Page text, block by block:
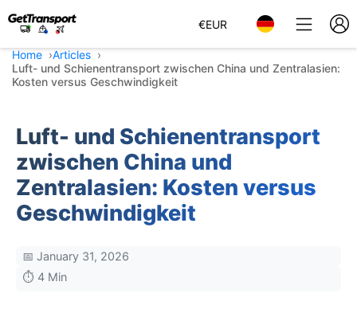
€EUR
Home
Articles
Luft- und Schienentransport zwischen China und Zentralasien:
Kosten versus Geschwindigkeit
Luft- und Schienentransport
zwischen China und
Zentralasien: Kosten versus
Geschwindigkeit
📅 January 31, 2026
⏱️ 4 Min